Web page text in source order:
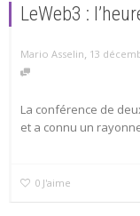
LeWeb3 :
Mario Asselin, 13
La conférence de
et a connu un
0 J'aime